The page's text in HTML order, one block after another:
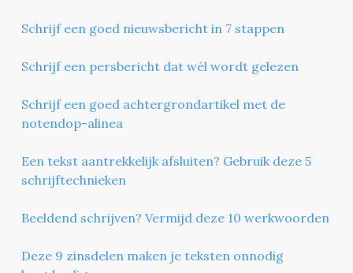
Schrijf een goed nieuwsbericht in 7 stappen
Schrijf een persbericht dat wél wordt gelezen
Schrijf een goed achtergrondartikel met de
notendop-alinea
Een tekst aantrekkelijk afsluiten? Gebruik deze 5
schrijftechnieken
Beeldend schrijven? Vermijd deze 10 werkwoorden
Deze 9 zinsdelen maken je teksten onnodig